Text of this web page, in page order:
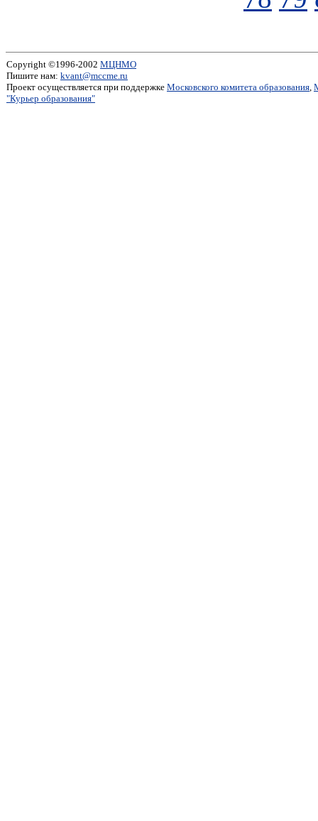
Copyright ©1996-2002 МЦНМО
Пишите нам: kvant@mccme.ru
Проект осуществляется при поддержке Московского комитета образования,
"Курьер образования"